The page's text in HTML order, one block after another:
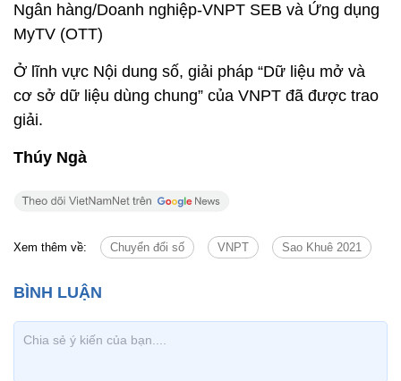
Ngân hàng/Doanh nghiệp-VNPT SEB và Ứng dụng
MyTV (OTT)
Ở lĩnh vực Nội dung số, giải pháp “Dữ liệu mở và
cơ sở dữ liệu dùng chung” của VNPT đã được trao
giải.
Thúy Ngà
Xem thêm về: Chuyển đổi số VNPT Sao Khuê 2021